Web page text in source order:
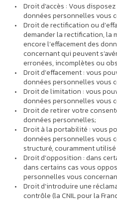
Droit d’accès : Vous
données personnelles vous
Droit de rectification ou
demander la rectification, la
encore l’effacement des
concernant qui peuvent
erronées, incomplètes ou
Droit d’effacement : vous
données personnelles vous
Droit de limitation : vous
données personnelles vous
Droit de retirer votre
données personnelles;
Droit à la portabilité : vous
données personnelles vous
structuré, couramment
Droit d’opposition : dans
dans certains cas vous
personnelles vous
Droit d’introduire une
contrôle (la CNIL pour la